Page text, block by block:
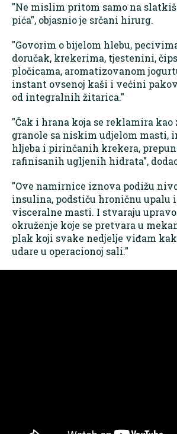
"Ne mislim pritom samo na
pića", objasnio je srčani hirurg.
"Govorim o bijelom hlebu,
doručak, krekerima, tjestenini,
pločicama, aromatizovanom
instant ovsenoj kaši i većini
od integralnih žitarica."
"Čak i hrana koja se reklamira kao
granole sa niskim udjelom masti,
hljeba i pirinčanih krekera,
rafinisanih ugljenih hidrata",
"Ove namirnice iznova podižu
insulina, podstiču hroničnu upalu
visceralne masti. I stvaraju
okruženje koje se pretvara u
plak koji svake nedjelje viđam
udare u operacionoj sali."